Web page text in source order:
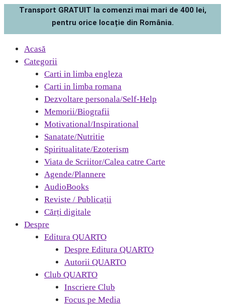
Transport GRATUIT la comenzi mai mari de 400 lei,
pentru orice locație din România.
Acasă
Categorii
Carti in limba engleza
Carti in limba romana
Dezvoltare personala/Self-Help
Memorii/Biografii
Motivational/Inspirational
Sanatate/Nutritie
Spiritualitate/Ezoterism
Viata de Scriitor/Calea catre Carte
Agende/Plannere
AudioBooks
Reviste / Publicații
Cărți digitale
Despre
Editura QUARTO
Despre Editura QUARTO
Autorii QUARTO
Club QUARTO
Inscriere Club
Focus pe Media